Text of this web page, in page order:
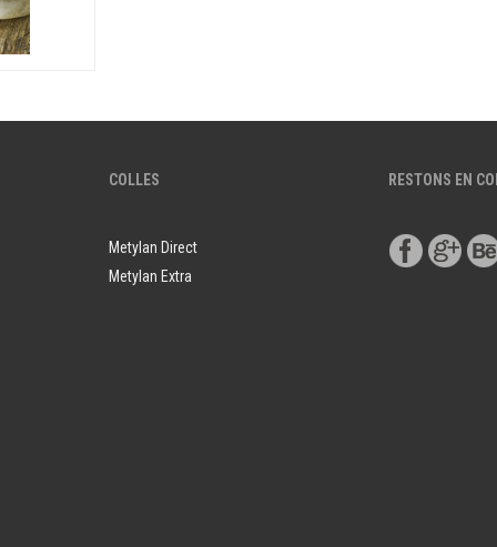
COLLES
Metylan Direct
Metylan Extra
RESTONS EN